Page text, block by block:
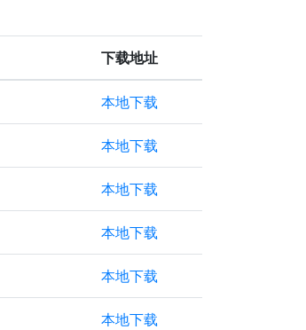
下载地址
本地下载
本地下载
本地下载
本地下载
本地下载
本地下载